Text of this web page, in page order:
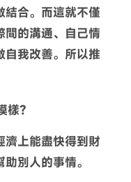
結合。而這就不僅
間的溝通、自己情
自我改善。所以推
？
濟上能盡快得到財
別人的事情。